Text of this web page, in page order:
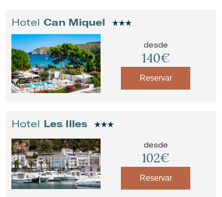
Hotel Can Miquel
desde
140€
Reservar
Hotel Les Illes
desde
102€
Reservar